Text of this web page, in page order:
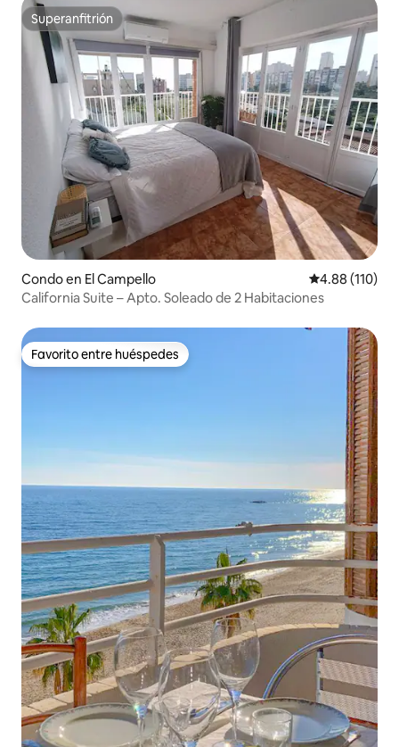
Superanfitrión
Superanfitrión
Condo en El Campello Calificación
4.88 (110)
California Suite – Apto. Soleado de 2 Habitaciones
Favorito entre huéspedes
Favorito entre huéspedes